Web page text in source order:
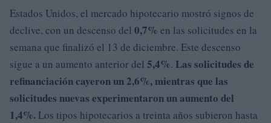
Estados Unidos, el mercado hipotecario mostró signos de
declive, con un descenso del 0,7% en las solicitudes en la
semana que finalizó el 13 de diciembre. Este descenso
sigue a un aumento anterior del 5,4%. Las solicitudes de
refinanciación cayeronun 2,6%, mientras que las
solicitudes nuevas experimentaron un aumento del
1,4%. Los tipos hipotecarios a treinta años subieron hasta